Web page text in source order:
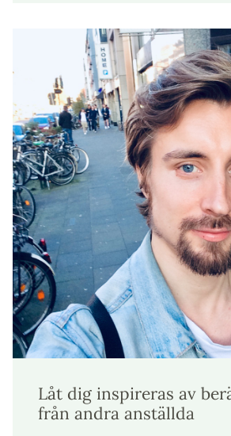
Låt dig inspireras av
från andra anställda